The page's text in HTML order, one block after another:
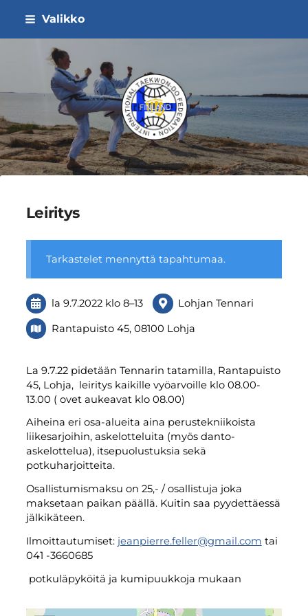
Siirry
sisältöön
Valikko
ITF Taekwon-do Liitto ry
Leiritys
Tarkastelet mennyttä tapahtumaa.
la 9.7.2022 klo 8–13 Lohjan Tennari
Rantapuisto 45, 08100 Lohja
La 9.7.22 pidetään Tennarin tatamilla, Rantapuisto
45, Lohja, leiritys kaikille vyöarvoille klo 08.00-
13.00 ( ovet aukeavat klo 08.00)
Aiheina eri osa-alueita aina perustekniikoista
liikesarjoihin, askelotteluita (myös danto-
askelottelua), itsepuolustuksia sekä
potkuharjoitteita.
Osallistumismaksu on 25,- / osallistuja joka
maksetaan paikan päällä. Kuitin saa pyydettäessä
jälkikäteen.
Ilmoittautumiset: jeanpierre.feller@gmail.com tai
041 -3660685
potkuläpyköitä ja kumipuukkoja mukaan